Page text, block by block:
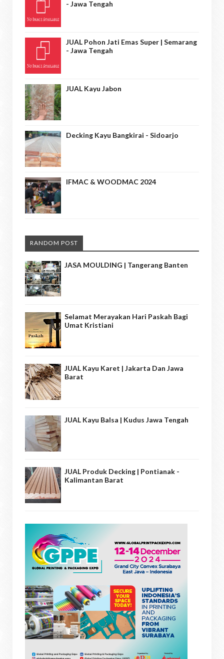
- Jawa Tengah
JUAL Pohon Jati Emas Super | Semarang
- Jawa Tengah
JUAL Kayu Jabon
Decking Kayu Bangkirai - Sidoarjo
IFMAC & WOODMAC 2024
RANDOM POST
JASA MOULDING | Tangerang Banten
Selamat Merayakan Hari Paskah Bagi
Umat Kristiani
JUAL Kayu Karet | Jakarta Dan Jawa
Barat
JUAL Kayu Balsa | Kudus Jawa Tengah
JUAL Produk Decking | Pontianak -
Kalimantan Barat